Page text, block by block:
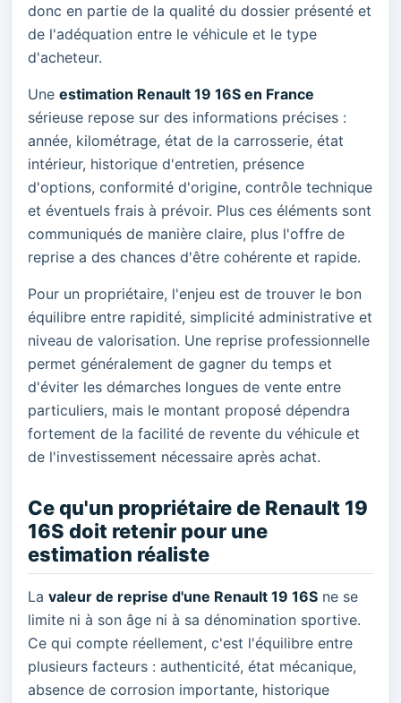
donc en partie de la qualité du dossier présenté et
de l'adéquation entre le véhicule et le type
d'acheteur.
Une estimation Renault 19 16S en France
sérieuse repose sur des informations précises :
année, kilométrage, état de la carrosserie, état
intérieur, historique d'entretien, présence
d'options, conformité d'origine, contrôle technique
et éventuels frais à prévoir. Plus ces éléments sont
communiqués de manière claire, plus l'offre de
reprise a des chances d'être cohérente et rapide.
Pour un propriétaire, l'enjeu est de trouver le bon
équilibre entre rapidité, simplicité administrative et
niveau de valorisation. Une reprise professionnelle
permet généralement de gagner du temps et
d'éviter les démarches longues de vente entre
particuliers, mais le montant proposé dépendra
fortement de la facilité de revente du véhicule et
de l'investissement nécessaire après achat.
Ce qu'un propriétaire de Renault 19
16S doit retenir pour une
estimation réaliste
La valeur de reprise d'une Renault 19 16S ne se
limite ni à son âge ni à sa dénomination sportive.
Ce qui compte réellement, c'est l'équilibre entre
plusieurs facteurs : authenticité, état mécanique,
absence de corrosion importante, historique